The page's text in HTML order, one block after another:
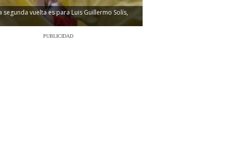
vuelta es para Luis Guillermo Solís,
PUBLICIDAD